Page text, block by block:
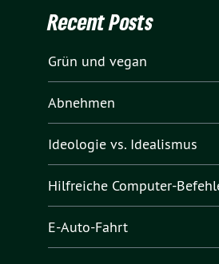
Recent Posts
Grün und vegan
Abnehmen
Ideologie vs. Idealismus
Hilfreiche Computer-
E-Auto-Fahrt